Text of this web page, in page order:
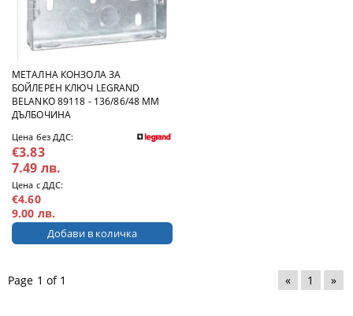
МЕТАЛНА КОНЗОЛА ЗА
БОЙЛЕРЕН КЛЮЧ LEGRAND
BELANKO 89118 - 136/86/48 ММ
ДЪЛБОЧИНА
Цена без ДДС:
€3.83
7.49 лв.
Цена с ДДС:
€4.60
9.00 лв.
Page 1 of 1 « 1 »